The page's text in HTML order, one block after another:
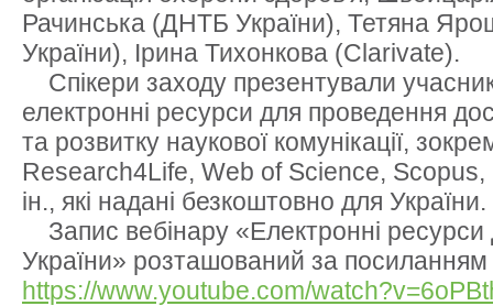
Рачинська (ДНТБ України), Тетяна
України), Ірина Тихонкова (Clarivate).
Спікери заходу презентували
електронні ресурси для проведення
та розвитку наукової комунікації,
Research4Life, Web of Science,
ін., які надані безкоштовно для України.
Запис вебінару «Електронні ресурси
України» розташований за посиланням
https://www.youtube.com/